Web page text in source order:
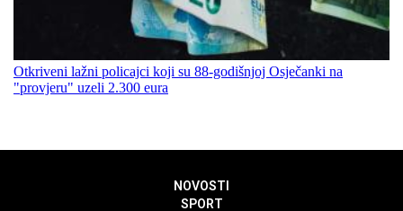
Otkriveni lažni policajci koji su 88-godišnjoj Osječanki na
"provjeru" uzeli 2.300 eura
NOVOSTI
SPORT